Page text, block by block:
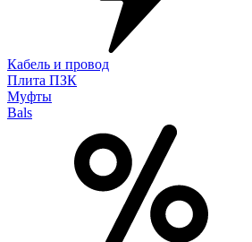
Кабель и провод
Плита ПЗК
Муфты
Bals